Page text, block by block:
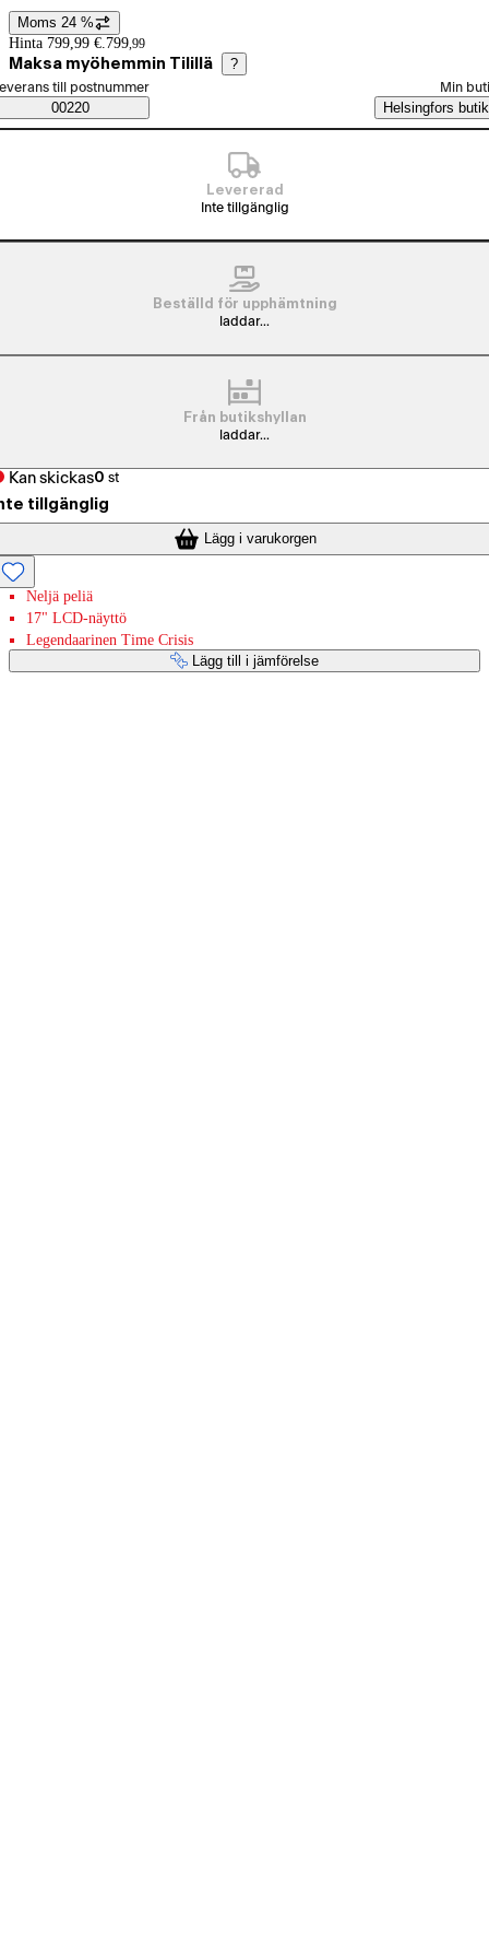
Prisinformation
Moms 24 %
Hinta 799,99 €. 799,99
Maksa myöhemmin Tilillä ?
Saatavuustiedot
beställningssätt
till postnummer
00220
Min
Helsingfors butik
Levererad
Inte tillgänglig
Beställd för upphämtning
laddar...
Från butikshyllan
laddar...
Kan skickas0 st
tillgänglig
Lägg i varukorgen
Neljä peliä
17" LCD-näyttö
Legendaarinen Time Crisis
Lägg till i jämförelse